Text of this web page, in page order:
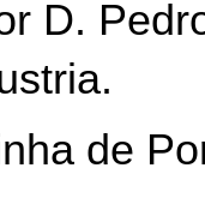
D.
de